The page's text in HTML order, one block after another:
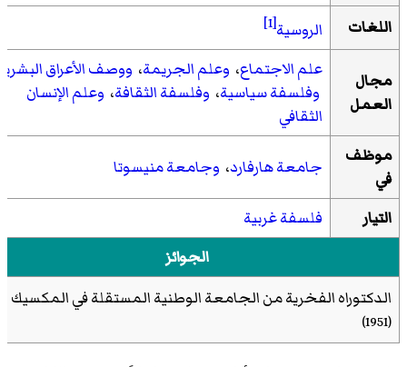
اللغات
الروسية[1]
مجال
العمل
علم الاجتماع، وعلم الجريمة، ووصف الأعراق
وفلسفة سياسية، وفلسفة الثقافة، وعلم الإنسان
الثقافي
موظف
في
جامعة هارفارد، وجامعة منيسوتا
التيار
فلسفة غربية
الجوائز
الدكتوراه الفخرية من الجامعة الوطنية المستقلة في المكسيك
(1951)